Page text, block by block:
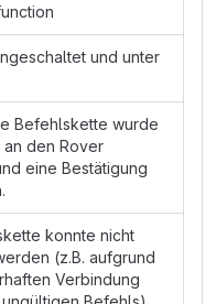
und unter
Befehlskette wurde
den Rover
eine Bestätigung
konnte nicht
(z.B. aufgrund
Verbindung